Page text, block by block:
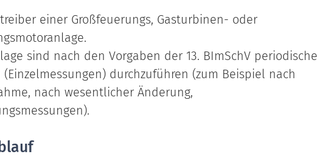
einer Großfeuerungs, Gasturbinen- oder
sind nach den Vorgaben der 13. BImSchV periodische
(Einzelmessungen) durchzuführen (zum Beispiel nach
nach wesentlicher Änderung,